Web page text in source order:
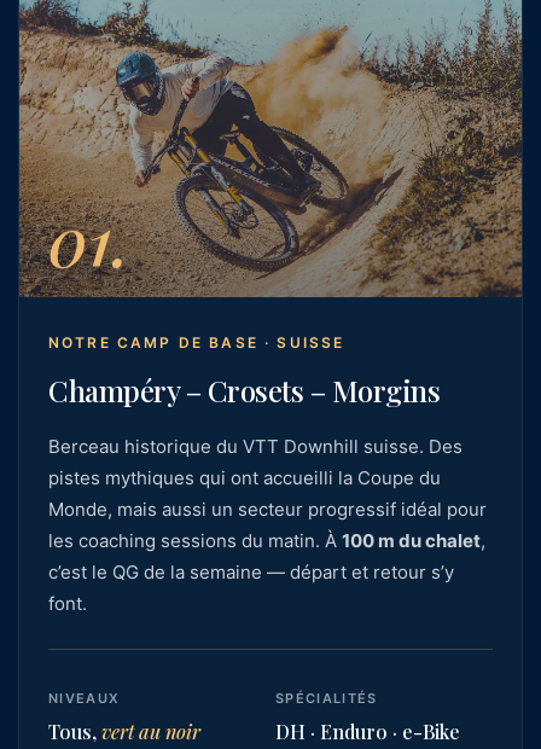
01.
NOTRE CAMP DE BASE · SUISSE
Champéry – Crosets – Morgins
Berceau historique du VTT Downhill suisse. Des
pistes mythiques qui ont accueilli la Coupe du
Monde, mais aussi un secteur progressif idéal pour
les coaching sessions du matin. À 100 m du chalet,
c’est le QG de la semaine — départ et retour s’y
font.
NIVEAUX
Tous,vert au noir
SPÉCIALITÉS
DH · Enduro · e-Bike